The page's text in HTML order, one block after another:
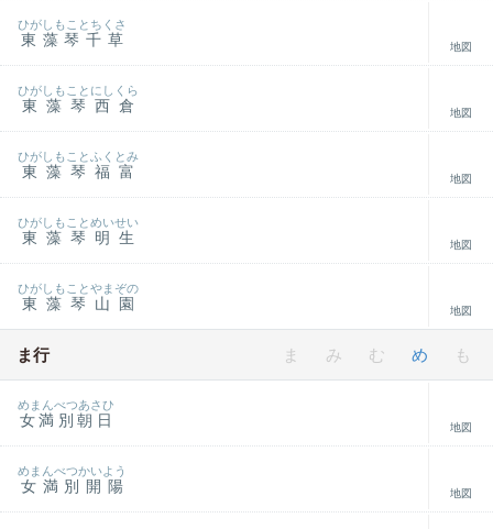
東藻琴千草
ひがしもことちくさ
地図
東藻琴西倉
ひがしもことにしくら
地図
東藻琴福富
ひがしもことふくとみ
地図
東藻琴明生
ひがしもことめいせい
地図
東藻琴山園
ひがしもことやまぞの
地図
ま行 ま み む め も
女満別朝日
めまんべつあさひ
地図
女満別開陽
めまんべつかいよう
地図